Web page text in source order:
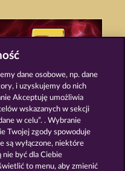
SEVEN ULTRA
dane osobowe, np. dane
i uzyskujemy do nich
Akceptuję umożliwia
wskazanych w sekcji
w celu”. . Wybranie
Twojej zgody spowoduje
są wyłączone, niektóre
być dla Ciebie
to menu, aby zmienić